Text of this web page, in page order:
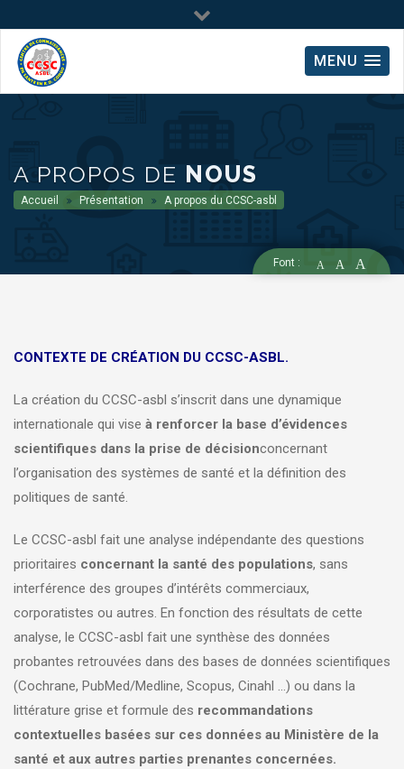
MENU
A PROPOS DE NOUS
Accueil Présentation A propos du CCSC-asbl
Font : A A A
CONTEXTE DE CRÉATION DU CCSC-ASBL.
La création du CCSC-asbl s’inscrit dans une dynamique
internationale qui vise à renforcer la base d’évidences
scientifiques dans la prise de décisionconcernant
l’organisation des systèmes de santé et la définition des
politiques de santé.
Le CCSC-asbl fait une analyse indépendante des questions
prioritaires concernant la santé des populations, sans
interférence des groupes d’intérêts commerciaux,
corporatistes ou autres. En fonction des résultats de cette
analyse, le CCSC-asbl fait une synthèse des données
probantes retrouvées dans des bases de données scientifiques
(Cochrane, PubMed/Medline, Scopus, Cinahl …) ou dans la
littérature grise et formule des recommandations
contextuelles basées sur ces données au Ministère de la
santé et aux autres parties prenantes concernées.​